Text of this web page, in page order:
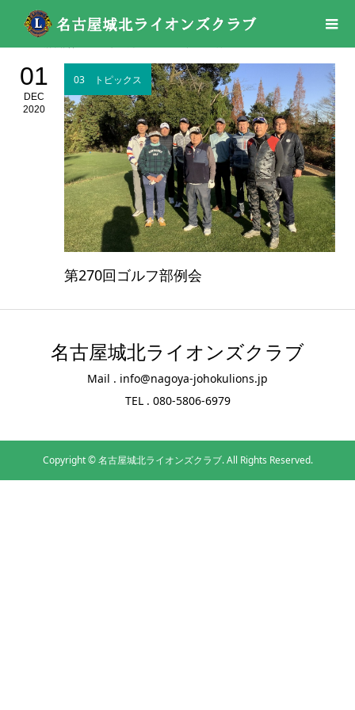
01
DEC
2020
03 トピックス
第270回ゴルフ部例会
名古屋城北ライオンズクラブ
Mail . info@nagoya-johokulions.jp
TEL . 080-5806-6979
Copyright ©名古屋城北ライオンズクラブ. All Rights Reserved.